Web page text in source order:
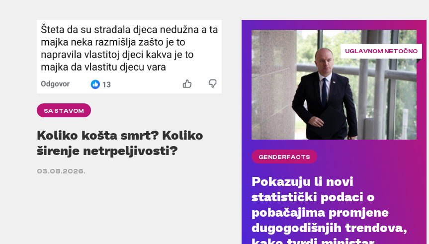
SA STAVOM
Koliko košta smrt? Koliko
širenje netrpeljivosti?
03.08.2026.
UGLAVNOM NETOČNO
GENDERFACTS
Pokazuju li novi
statistički podaci o
pobačajima promjene
dugogodišnjih trendova,